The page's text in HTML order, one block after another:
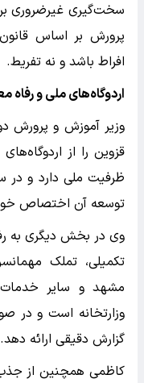
سخت‌گیری غیرضروری
پرورش بر اساس
افراط باشد و نه تفریط.
اردوگاه‌های ملی و رفاه
وزیر آموزش و پرورش
قزوین را از
ظرفیت ملی دارد و در
توسعه آن اختصاص
وی در بخش دیگری به
تکمیلی، تملک
مشهد و سایر خدمات
وزارتخانه است و در
گزارش دقیقی ارائه دهد.